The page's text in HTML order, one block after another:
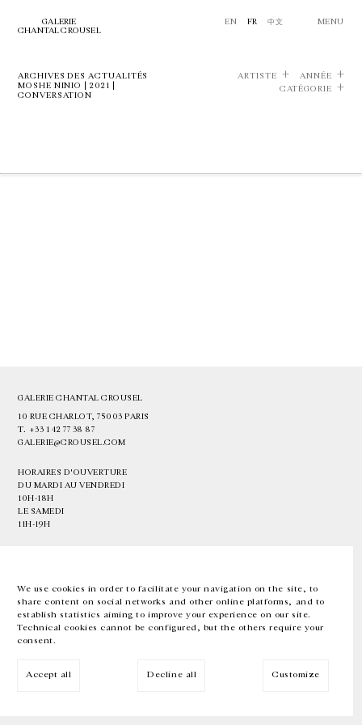
We use cookies in order to facilitate your navigation on the site, to
share content on social networks and other online platforms, and to
establish statistics aiming to improve your experience on our site.
Technical cookies cannot be configured, but the others require your
consent.
Accept all Decline all Customize
GALERIE
CHANTAL CROUSEL
EN FR 中文 MENU
ARCHIVES DES ACTUALITÉS
MOSHE NINIO | 2021 |
CONVERSATION
ARTISTE
ANNÉE
CATÉGORIE
GALERIE CHANTAL CROUSEL
10 RUE CHARLOT, 75003 PARIS
T. +33 1 42 77 38 87
GALERIE@CROUSEL.COM
HORAIRES D'OUVERTURE
DU MARDI AU VENDREDI
10H-18H
LE SAMEDI
11H-19H
EN FR 中文 Facebook Instagram
Inscrivez-vous à notre newsletter